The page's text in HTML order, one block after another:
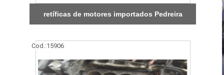
retíficas de motores importados Pedreira
Cod.:15906